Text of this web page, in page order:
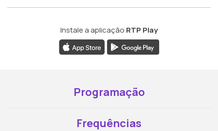
Instale a aplicação RTP Play
Programação
Frequências